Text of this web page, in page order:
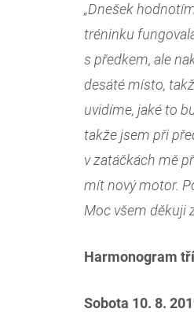
„Dnešek
tréninku
s předkem, ale
desáté místo,
uvidíme, jaké to
takže jsem při
v zatáčkách mě
mít nový motor.
Moc všem děkuji
Harmonogram
Sobota 10. 8.